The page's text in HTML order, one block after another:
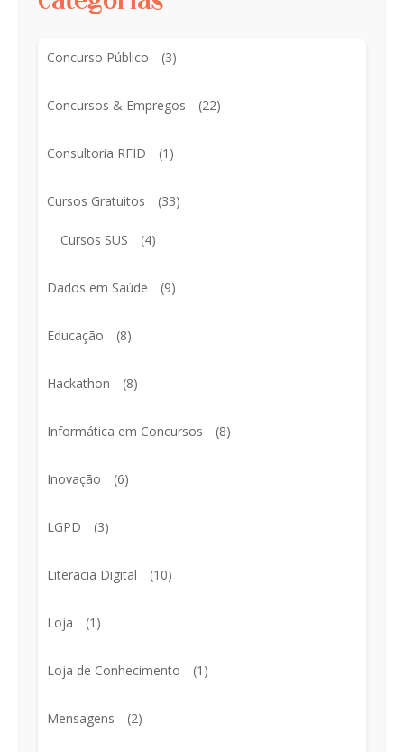
Concurso Público (3)
Concursos & Empregos (22)
Consultoria RFID (1)
Cursos Gratuitos (33)
Cursos SUS (4)
Dados em Saúde (9)
Educação (8)
Hackathon (8)
Informática em Concursos (8)
Inovação (6)
LGPD (3)
Literacia Digital (10)
Loja (1)
Loja de Conhecimento (1)
Mensagens (2)